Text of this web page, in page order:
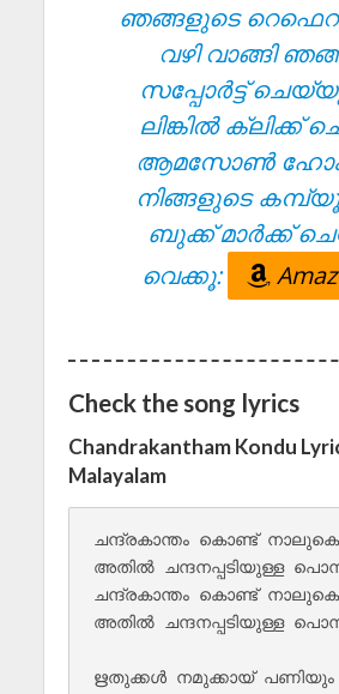
ഞങ്ങളുടെ
വഴി വാങ്ങി
സപ്പോർട്ട്
ലിങ്കിൽ ക്ലിക്ക്
ആമസോൺ ഹോം
നിങ്ങളുടെ
ബുക്ക് മാർക്ക്
വെക്കൂ:
Check the song lyrics
Chandrakantham Kondu
Malayalam
ചന്ദ്രകാന്തം കൊണ്ട്
അതിൽ ചന്ദനപ്പടിയുള്ള
ചന്ദ്രകാന്തം കൊണ്ട്
അതിൽ ചന്ദനപ്പടിയുള്ള
ഋതുക്കൾ നമുക്കായ് പണിയും